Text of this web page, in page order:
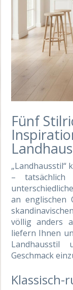
Fünf
„Landhausstil“
–
an englischen
völlig anders
liefern Ihnen
Geschmack
Klassisch-